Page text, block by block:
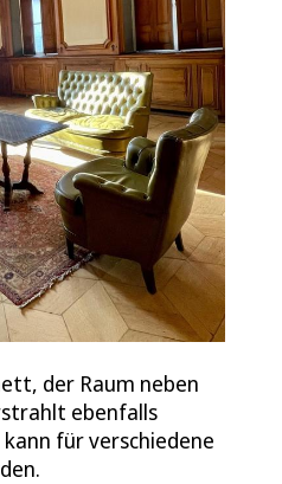
der Raum neben
ebenfalls
für verschiedene